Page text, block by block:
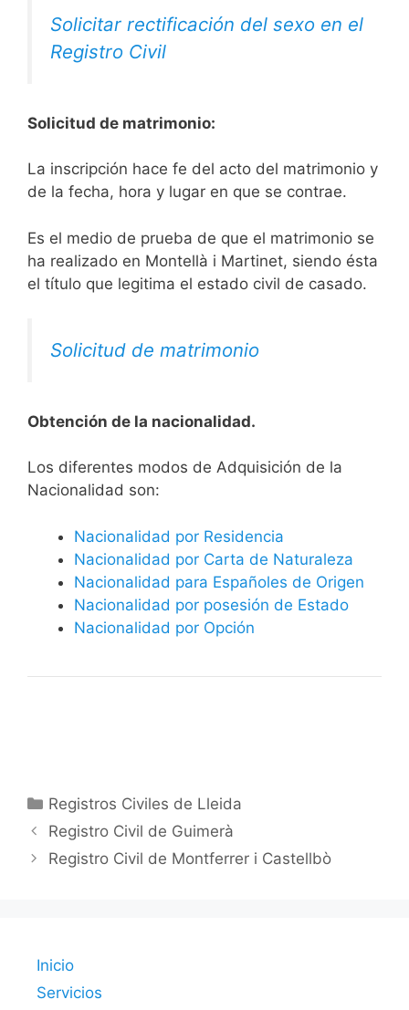
Solicitar rectificación del sexo en el
Registro Civil
Solicitud de matrimonio:
La inscripción hace fe del acto del matrimonio y
de la fecha, hora y lugar en que se contrae.
Es el medio de prueba de que el matrimonio se
ha realizado en Montellà i Martinet, siendo ésta
el título que legitima el estado civil de casado.
Solicitud de matrimonio
Obtención de la nacionalidad.
​​​Los diferentes modos de Adquisición de la
Nacionalidad son:
Nacionalidad por Residencia
Nacionalidad por Carta de Naturaleza
Nacionalidad para Españoles de Origen
Nacionalidad por posesión de Estado
Nacionalidad por Opción
Categorías
Registros Civiles de Lleida
Registro Civil de Guimerà
Registro Civil de Montferrer i Castellbò
Inicio
Servicios